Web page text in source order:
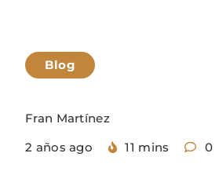
Blog
Fran Martínez
2 años ago
11 mins 0